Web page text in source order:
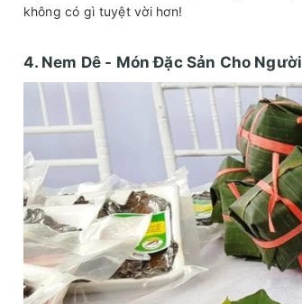
không có gì tuyệt vời hơn!
4. Nem Dê - Món Đặc Sản Cho